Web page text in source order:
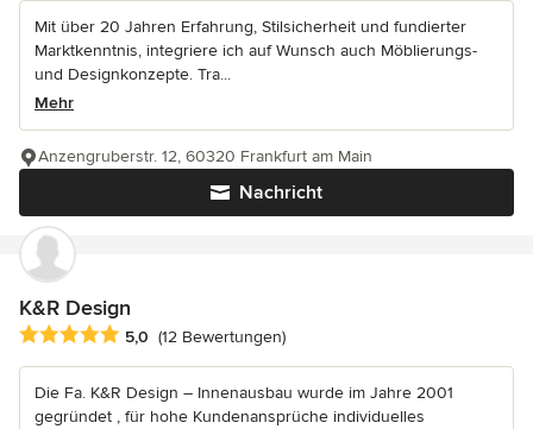
Mit über 20 Jahren Erfahrung, Stilsicherheit und fundierter
Marktkenntnis, integriere ich auf Wunsch auch Möblierungs-
und Designkonzepte. Tra...
Mehr
Nachricht
Anzengruberstr. 12, 60320 Frankfurt am Main
K&R Design
Durchschnittliche Bewertung: 5 von 5 Sternen
5,0 (12 Bewertungen)
Die Fa. K&R Design – Innenausbau wurde im Jahre 2001
gegründet , für hohe Kundenansprüche individuelles